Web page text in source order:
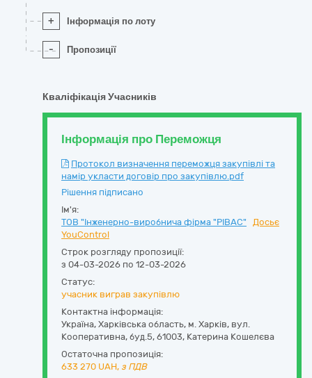
+ Інформація по лоту
- Пропозиції
Кваліфікація Учасників
Інформація про Переможця
Протокол визначення переможця закупівлі та
намір укласти договір про закупівлю.pdf
Рішення підписано
Ім'я:
ТОВ "Інженерно-виробнича фірма "РІВАС"
Досьє
YouControl
Строк розгляду пропозиції:
з 04-03-2026 по 12-03-2026
Статус:
учасник виграв закупівлю
Контактна інформація:
Україна, Харківська область, м. Харків, вул.
Кооперативна, буд.5, 61003, Катерина Кошелєва
Остаточна пропозиція:
633 270 UAH, з ПДВ